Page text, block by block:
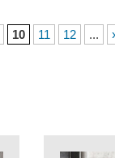
10 11 12 ...